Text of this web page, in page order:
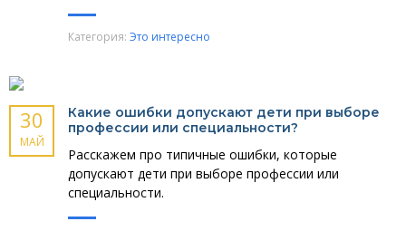
Категория: Это интересно
30
МАЙ
Какие ошибки допускают дети при выборе
профессии или специальности?
Расскажем про типичные ошибки, которые
допускают дети при выборе профессии или
специальности.